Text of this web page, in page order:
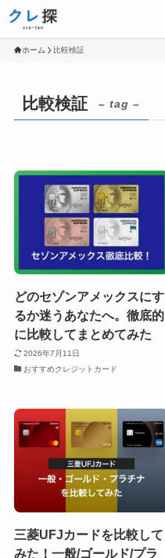
ホーム 比較検証
比較検証 – tag –
どのセゾンアメックスにす
るか迷うあなたへ。徹底的
に比較してまとめてみた
2026年7月11日
おすすめクレジットカード
三菱UFJカードを比較して
みた！一般/ゴールド/プラ